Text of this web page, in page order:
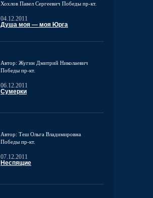
Хохлов Павел Сергеевич Победы пр-кт.
04.12.2011
Душа моя — моя Юрга
Автор: Жугин Дмитрий Николаевич
Победы пр-кт.
06.12.2011
Сумерки
Автор: Теш Ольга Владимировна
Победы пр-кт.
07.12.2011
Неспящие